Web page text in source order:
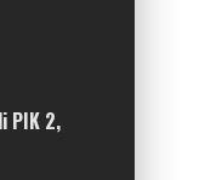
PIK 2,